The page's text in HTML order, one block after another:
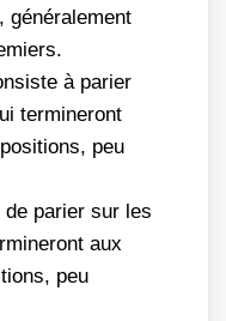
généralement
à parier
termineront
peu
de parier sur les
aux
peu